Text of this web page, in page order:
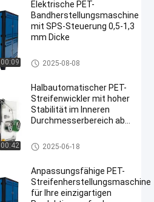
00:09
Elektrische PET-
Bandherstellungsmaschine
mit SPS-Steuerung 0,5-1,3
mm Dicke
Maschine zur Herstellung von P
ET-Bändern
2025-08-08
00:42
Halbautomatischer PET-
Streifenwickler mit hoher
Stabilität im Inneren
Durchmesserbereich ab
HAUSTIER Bügel-Winde
2025-06-18
Anpassungsfähige PET-
Streifenherstellungsmaschine
für Ihre einzigartigen